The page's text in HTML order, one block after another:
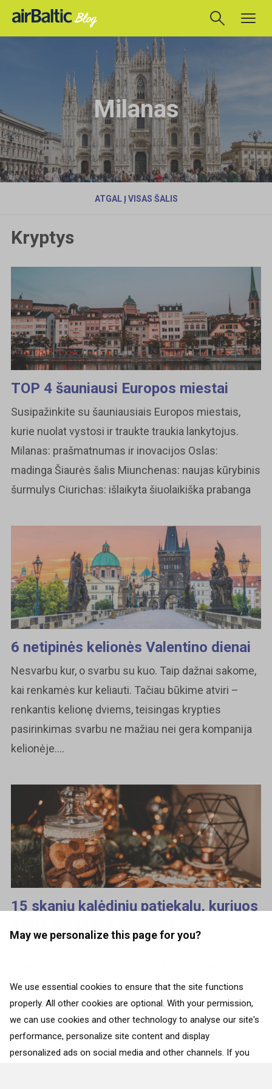
May we personalize this page for you?
We use essential cookies to ensure that the site functions
properly. All other cookies are optional. With your permission,
we can use cookies and other technology to analyse our site's
performance, personalize site content and display
personalized ads on social media and other channels. If you
Milanas
ATGAL Į VISAS ŠALIS
Kryptys
TOP 4 šauniausi Europos miestai
Susipažinkite su šauniausiais Europos miestais,
kurie nuolat vystosi ir traukte traukia lankytojus.
Milanas: prašmatnumas ir inovacijos Oslas:
madinga Šiaurės šalis Miunchenas: naujas kūrybinis
šurmulys Ciurichas: išlaikyta šiuolaikiška prabanga
6 netipinės kelionės Valentino dienai
Nesvarbu kur, o svarbu su kuo. Taip dažnai sakome,
kai renkamės kur keliauti. Tačiau būkime atviri –
renkantis kelionę dviems, teisingas krypties
pasirinkimas svarbu ne mažiau nei gera kompanija
kelionėje....
15 skanių kalėdinių patiekalų, kuriuos
šventinio laikotarpio skonių įvairovę. Nuo saldaus iki
pikantiško, nuo žuvies iki...